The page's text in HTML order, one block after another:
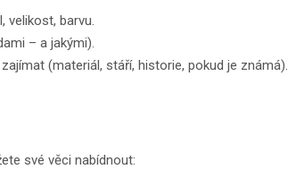
velikost, barvu.
– a jakými).
(materiál, stáří, historie, pokud je známá).
své věci nabídnout: